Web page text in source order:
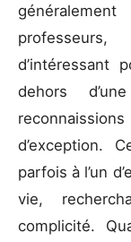
d’intéressant
dehors
d’exception.
parfois à l’un
vie,
complicité.